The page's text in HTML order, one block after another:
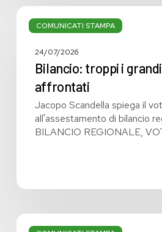
COMUNICATI STAMPA
Bilancio:
troppi
grandi
affrontati
24/07/2026
Bilancio: troppi i
affrontati
Jacopo Scandella spiega il
all'assestamento di bilancio
BILANCIO REGIONALE,
Bilancio